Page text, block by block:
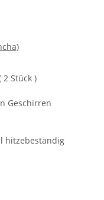
Stück )
Geschirren
hitzebeständig